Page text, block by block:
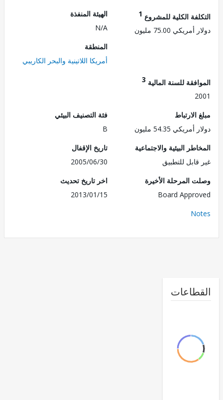
الكلية للمشروع1
75.00 مليون
الهيئة المنفذة
أمريكا اللاتينية والبحر الكاريبي
للسنة المالية3
54.35 مليون
فئة التصنيف البيئي
البيئية والاجتماعية
للتطبيق
تاريخ الإقفال
2005/06/30
المرحلة الأخيرة
Board
اخر تاريخ تحديث
2013/01/15